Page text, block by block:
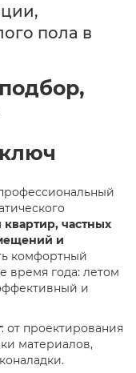
пола в
квартир, частных
и
комфортный
время года: летом
и
: от проектирования
материалов,